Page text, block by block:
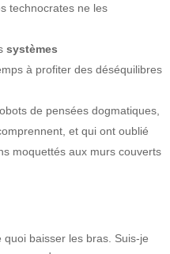
technocrates ne les
systèmes
à profiter des déséquilibres
de pensées dogmatiques,
et qui ont oublié
moquettés aux murs couverts
baisser les bras. Suis-je